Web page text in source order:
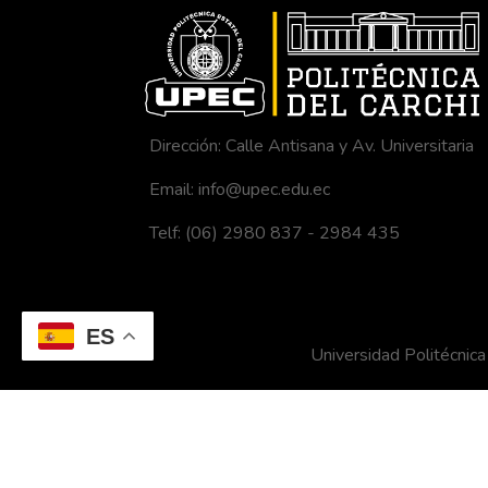
ES
Dirección: Calle Antisana y Av. Universitaria
Email: info@upec.edu.ec
Telf: (06) 2980 837 - 2984 435
Universidad